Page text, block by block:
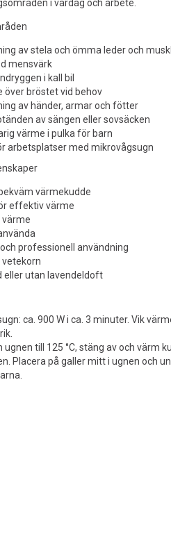
i vardag och arbete.
av stela och ömma leder och
mensvärk
i kall bil
över bröstet vid behov
av händer, armar och fötter
av sängen eller sovsäcken
värme i pulka för barn
arbetsplatser med mikrovågsugn
värmekudde
effektiv värme
värme
professionell användning
vetekorn
eller utan lavendeldoft
ca. 900 W i ca. 3 minuter. Vik
ugnen till 125 °C, stäng av och värm
Placera på galler mitt i ugnen och